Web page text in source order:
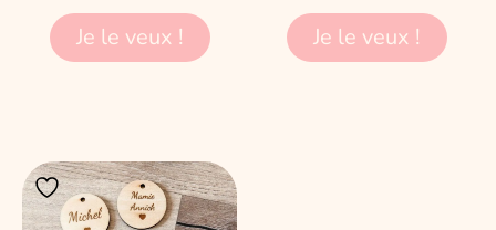
Je le veux !
du
produit
Je le veux !